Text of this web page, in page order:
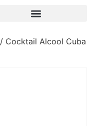
/ Cocktail Alcool Cuba